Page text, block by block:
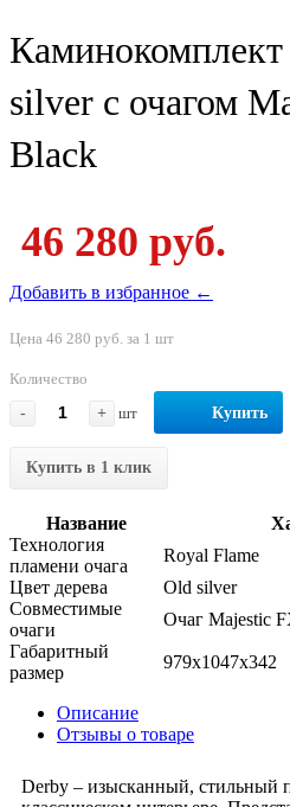
silver с очагом
Black
46 280 руб.
Добавить в избранное ←
Цена 46 280 руб. за 1 шт
Количество
-
+ шт Купить
Купить в 1 клик
Название
Технология
пламени очага
Royal Flame
Цвет дерева
Old silver
Совместимые
очаги
Очаг Majestic
Габаритный
размер
979x1047x342
Описание
Отзывы о товаре
Derby – изысканный, стильный